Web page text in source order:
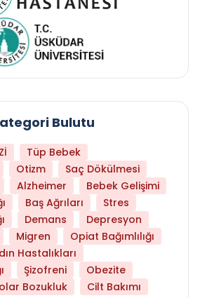
Bulutu
Tüp Bebek
Otizm
Saç Dökülmesi
Alzheimer
Bebek Gelişimi
Baş Ağrıları
Stres
Demans
Depresyon
Migren
Opiat Bağımlılığı
Hastalıkları
Şizofreni
Obezite
Bozukluk Cilt Bakımı